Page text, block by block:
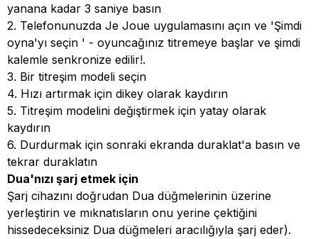
yanana kadar 3 saniye basın
2. Telefonunuzda Je Joue uygulamasını açın ve 'Şimdi
oyna'yı seçin ' - oyuncağınız titremeye başlar ve şimdi
kalemle senkronize edilir!.
3. Bir titreşim modeli seçin
4. Hızı artırmak için dikey olarak kaydırın
5. Titreşim modelini değiştirmek için yatay olarak
kaydırın
6. Durdurmak için sonraki ekranda duraklat'a basın ve
tekrar duraklatın
Dua'nızı şarj etmek için
Şarj cihazını doğrudan Dua düğmelerinin üzerine
yerleştirin ve mıknatısların onu yerine çektiğini
hissedeceksiniz Dua düğmeleri aracılığıyla şarj eder).